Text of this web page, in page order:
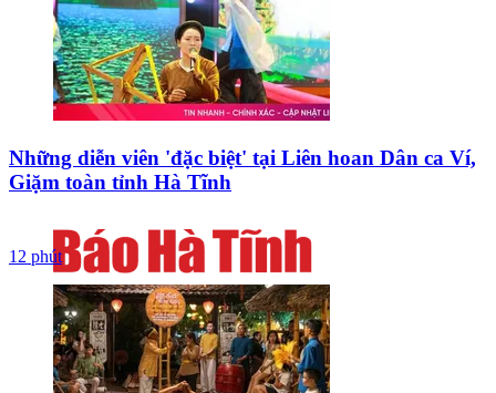
Những diễn viên 'đặc biệt' tại Liên hoan Dân ca Ví,
Giặm toàn tỉnh Hà Tĩnh
12 phút